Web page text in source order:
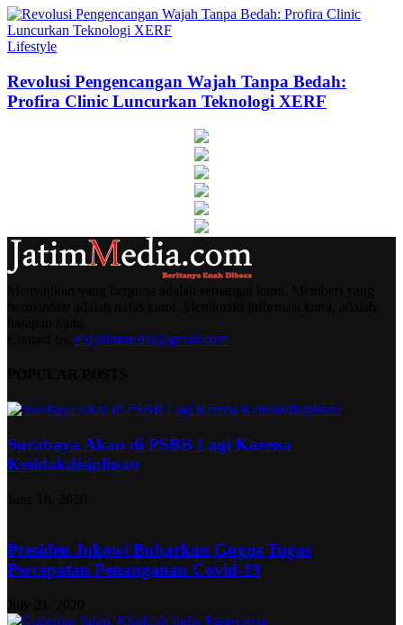
Lifestyle
Revolusi Pengencangan Wajah Tanpa Bedah:
Profira Clinic Luncurkan Teknologi XERF
redjatimmedia@gmail.com
Surabaya Akan di PSBB Lagi Karena
Ketidakdisiplinan
Presiden Jokowi Bubarkan Gugus Tugas
Percepatan Penanganan Covid-19